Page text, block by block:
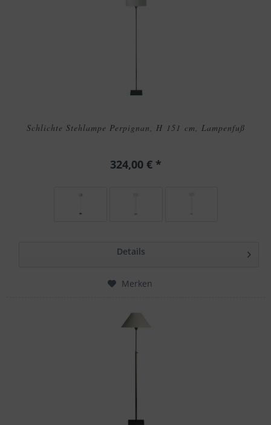
Schlichte Stehlampe Perpignan, H 151 cm, Lampenfuß
324,00 € *
Details
Merken